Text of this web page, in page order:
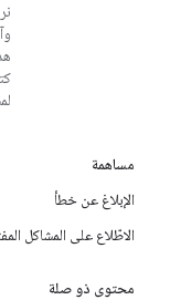
مساهمة
الإبلاغ عن خطأ
الاطّلاع على المشاكل
محتوى ذو صلة